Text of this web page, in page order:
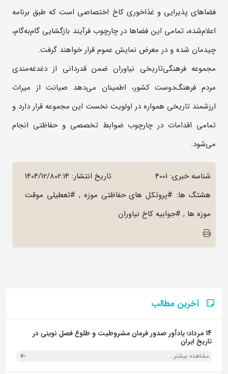
فضاهای پذیرایی و غذاخوری کاخ اختصاصی است که طبق برنامه
اعلام‌شده، تمامی این فضاها در چارچوب فرآیند بازگشایی گام‌به‌گام،
چیدمان شده و در معرض نمایش عموم قرار خواهند گرفت.
مجموعه فرهنگی‌تاریخی نیاوران ضمن قدردانی از دغدغه‌مندی
مردم فرهنگ‌دوست کشور، اطمینان می‌دهد صیانت از میراث
ارزشمند تاریخی همواره در اولویت نخست این مجموعه قرار دارد و
تمامی اقدامات در چارچوب ضوابط تخصصی و حفاظتی انجام
می‌شود.
شناسه خبری: 4001 تاریخ انتشار: 1404/12/802:14
هشتگ ها: #پروتکل های حفاظتی موزه , #تعطیلی موقت
موزه ها , #جوابیه کاخ نیاوران
آخرین مطالب
14 مرداد؛ یادآور صدور فرمان مشروطیت و طلوع فصل نوینی در
تاریخ ایران
مشاهده بیشتر..